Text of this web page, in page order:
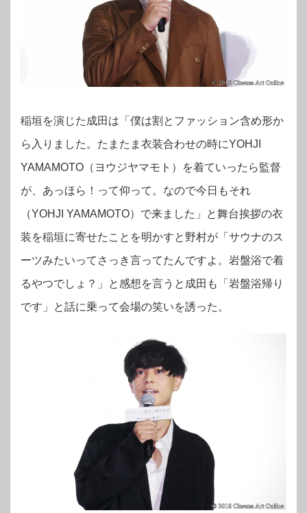
稲垣を演じた成田は「僕は割とファッション含め形か
ら入りました。たまたま衣装合わせの時にYOHJI
YAMAMOTO（ヨウジヤマモト）を着ていったら監督
が、あっほら！って仰って。なので今日もそれ
（YOHJI YAMAMOTO）で来ました」と舞台挨拶の衣
装を稲垣に寄せたことを明かすと野村が「サウナのス
ーツみたいってさっき言ってたんですよ。岩盤浴で着
るやつでしょ？」と感想を言うと成田も「岩盤浴帰り
です」と話に乗って会場の笑いを誘った。